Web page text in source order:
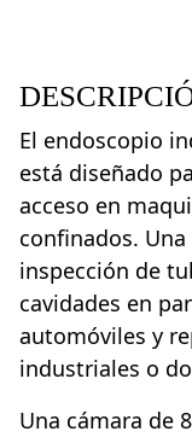
El endoscopio
está diseñado
acceso en
confinados.
inspección de
cavidades en
automóviles y
industriales o
Una cámara de